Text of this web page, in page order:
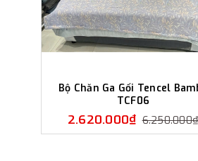
Email:
1. L2-31
2. BigC
Bộ Chăn Ga Gối Tencel
TCF06
2.620.000₫ 6.250.000₫